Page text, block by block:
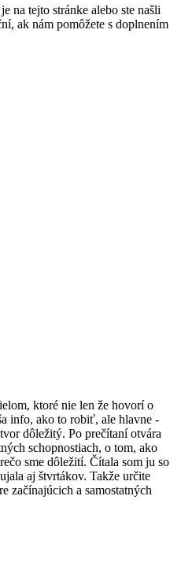
na tejto stránke alebo ste našli
ak nám pomôžete s doplnením
ktoré nie len že hovorí o
info, ako to robiť, ale hlavne -
dôležitý. Po prečítaní otvára
schopnostiach, o tom, ako
sme dôležití. Čítala som ju so
aj štvrtákov. Takže určite
začínajúcich a samostatných